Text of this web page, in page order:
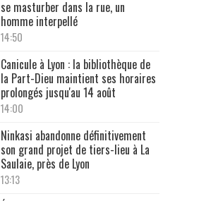
se masturber dans la rue, un
homme interpellé
14:50
Canicule à Lyon : la bibliothèque de
la Part-Dieu maintient ses horaires
prolongés jusqu'au 14 août
14:00
Ninkasi abandonne définitivement
son grand projet de tiers-lieu à La
Saulaie, près de Lyon
13:13